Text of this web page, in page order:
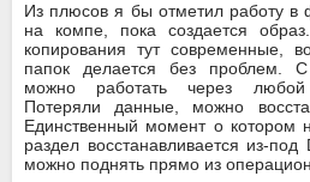
Из плюсов я бы отметил работу в
на компе, пока создается
копирования тут современные,
папок делается без проблем.
можно работать через
Потеряли данные, можно
Единственный момент о котором
раздел восстанавливается из-
можно поднять прямо из